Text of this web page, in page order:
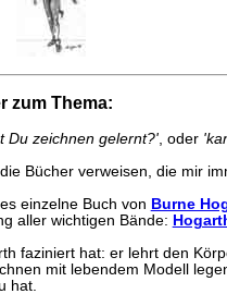
zum Thema:
Du zeichnen gelernt?', oder
Bücher verweisen, die mir
einzelne Buch von Burne
aller wichtigen Bände:
faziniert hat: er lehrt den
mit lebendem Modell
hat.